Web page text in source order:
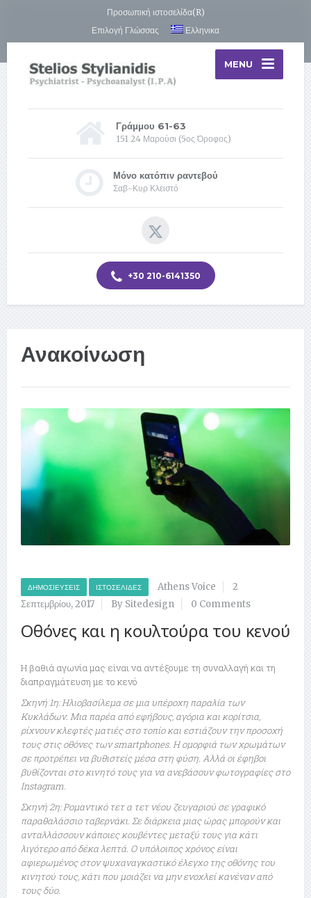
Προσωπική ιστοσελίδα(R)
Επιλογή Γλώσσας
Ελληνικα
MENU
Γράμμου 61-63
151 24 Μαρούσι (5ος Όροφος)
Μόνο κατόπιν ραντεβού
Σαβ-Κυρ Κλειστό
+30 210-6141350
Ανακοίνωση
ΔΗΜΟΣΙΕΎΣΕΙΣ ΙΣΤΟΣΕΛΊΔΕΣ Athens Voice
2
Σεπτεμβρίου, 2017
By Sitedesign 0 Comments
Οθόνες και η κουλτούρα του κενού
Η βαθιά αγωνία μας είναι να αντέξουμε τη συναλλαγή και τη
διαπραγμάτευση με το κενό
Σκηνή 1η: Ηλιοβασίλεμα σε μια υπέροχη παραλία των
Κυκλάδων. Μια παρέα από εφήβους, αγόρια και κορίτσια,
ρίχνουν κλεφτές ματιές στο τοπίο και εστιάζουν την προσοχή
τους στις οθόνες των smartphones. Η ομορφιά των χρωμάτων
σε προτρέπει να βυθιστείς μέσα στη φύση. Αλλά οι έφηβοι
βυθίζονται στο κινητό τους για να ανεβάσουν φωτογραφίες στο
Ιnstagram.
Σκηνή 2η: Ρομαντικό τετ α τετ νέου ζευγαριού σε γραφικό
παραθαλάσσιο ταβερνάκι. Σε διάρκεια μιας ώρας μπορούν και
ανταλλάσσουν κάποιες κουβέντες μεταξύ τους για κάτι
λιγότερο από δέκα λεπτά. Ο υπόλοιπος χρόνος είναι
αφιερωμένος στον ψυχαναγκαστικό έλεγχο της οθόνης του
κινητού τους, κάτι που μοιάζει να μην ενοχλεί κανέναν από
τους δύο.